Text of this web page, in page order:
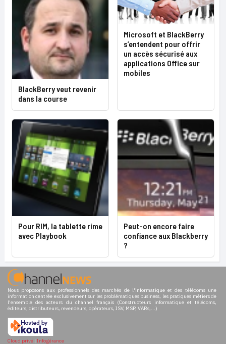
BlackBerry veut revenir
dans la course
Microsoft et BlackBerry
s’entendent pour offrir
un accès sécurisé aux
applications Office sur
mobiles
Pour RIM, la tablette rime
avec Playbook
Peut-on encore faire
confiance aux Blackberry
?
Nous proposons aux professionnels des marchés de l'informatique et des télécoms une
information centrée exclusivement sur les problématiques business, les pratiques métiers de
l'ensemble des acteurs du channel français (Constructeurs informatique et télécoms,
éditeurs, distributeurs, revendeurs, opérateurs, ISV, MSP, VARs,...)
Cloud privé | Infogérance